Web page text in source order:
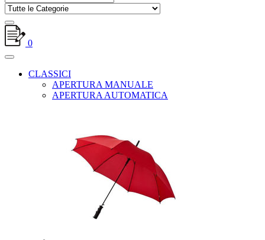
0
CLASSICI
APERTURA MANUALE
APERTURA AUTOMATICA